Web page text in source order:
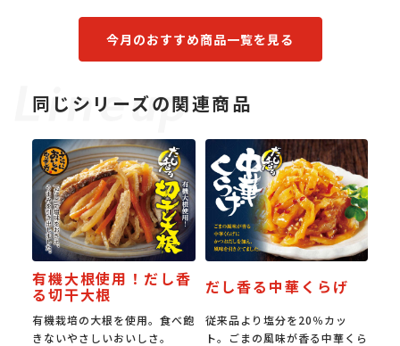
今月のおすすめ商品一覧を見る
同じシリーズの関連商品
有機大根使用！だし香
る切干大根
有機栽培の大根を使用。食べ飽
きないやさしいおいしさ。
だし香る中華くらげ
従来品より塩分を20％カッ
ト。ごまの風味が香る中華くら